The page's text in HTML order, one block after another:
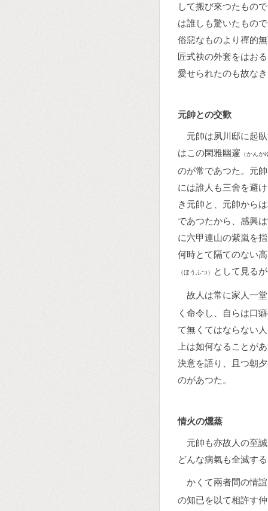
して搬び來つたもの
は誰しも驚いたもの
俗惡なものより禪的
匠式袂の外套をはお
愛せられたのも故な
元帥との交歡
元帥は夙川邸に起
はこの閑雅幽邃 （かんが
のが常であつた。元
には誰人も三舍を避
き元帥と、元帥から
であつたから、感興
に六甲連山の紫嵐を
何時とて隔てのない
（ほうふつ） として見る
故人は常に家人一
く命令し、自らは口
て無くてはならない
上は如何なることが
決意を語り、且つ朝
のがあつた。
情火の燻蒸
元帥も亦故人の至
どんな病氣も全滅す
かくて兩者間の情
の知已を以て相許す